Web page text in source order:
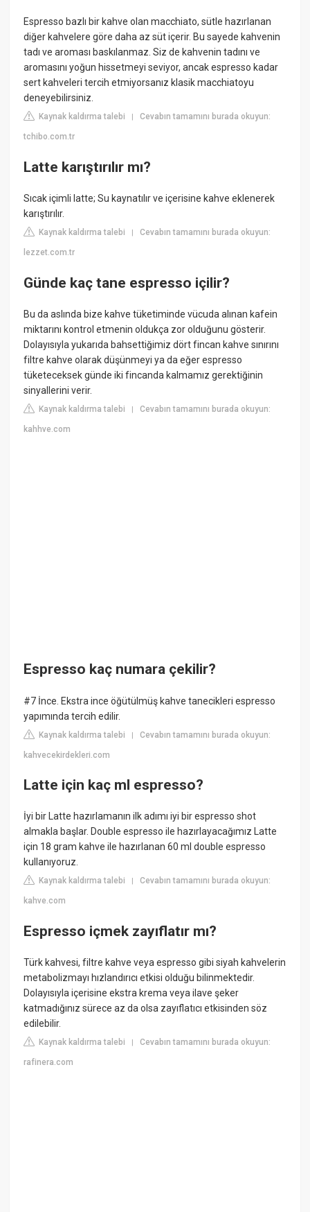
Espresso bazlı bir kahve olan macchiato, sütle hazırlanan
diğer kahvelere göre daha az süt içerir. Bu sayede kahvenin
tadı ve aroması baskılanmaz. Siz de kahvenin tadını ve
aromasını yoğun hissetmeyi seviyor, ancak espresso kadar
sert kahveleri tercih etmiyorsanız klasik macchiatoyu
deneyebilirsiniz.
Kaynak kaldırma talebi |Cevabın tamamını burada okuyun:
tchibo.com.tr
Latte karıştırılır mı?
Sıcak içimli latte; Su kaynatılır ve içerisine kahve eklenerek
karıştırılır.
Kaynak kaldırma talebi |Cevabın tamamını burada okuyun:
lezzet.com.tr
Günde kaç tane espresso içilir?
Bu da aslında bize kahve tüketiminde vücuda alınan kafein
miktarını kontrol etmenin oldukça zor olduğunu gösterir.
Dolayısıyla yukarıda bahsettiğimiz dört fincan kahve sınırını
filtre kahve olarak düşünmeyi ya da eğer espresso
tüketeceksek günde iki fincanda kalmamız gerektiğinin
sinyallerini verir.
Kaynak kaldırma talebi |Cevabın tamamını burada okuyun:
kahhve.com
Espresso kaç numara çekilir?
#7 İnce. Ekstra ince öğütülmüş kahve tanecikleri espresso
yapımında tercih edilir.
Kaynak kaldırma talebi |Cevabın tamamını burada okuyun:
kahvecekirdekleri.com
Latte için kaç ml espresso?
İyi bir Latte hazırlamanın ilk adımı iyi bir espresso shot
almakla başlar. Double espresso ile hazırlayacağımız Latte
için 18 gram kahve ile hazırlanan 60 ml double espresso
kullanıyoruz.
Kaynak kaldırma talebi |Cevabın tamamını burada okuyun:
kahve.com
Espresso içmek zayıflatır mı?
Türk kahvesi, filtre kahve veya espresso gibi siyah kahvelerin
metabolizmayı hızlandırıcı etkisi olduğu bilinmektedir.
Dolayısıyla içerisine ekstra krema veya ilave şeker
katmadığınız sürece az da olsa zayıflatıcı etkisinden söz
edilebilir.
Kaynak kaldırma talebi |Cevabın tamamını burada okuyun:
rafinera.com